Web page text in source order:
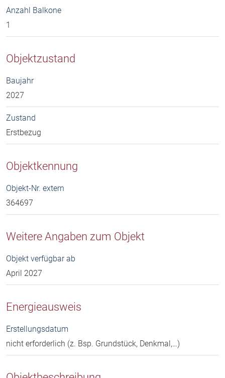
Anzahl Balkone
1
Objektzustand
Baujahr
2027
Zustand
Erstbezug
Objektkennung
Objekt-Nr. extern
364697
Weitere Angaben zum Objekt
Objekt verfügbar ab
April 2027
Energieausweis
Erstellungsdatum
nicht erforderlich (z. Bsp. Grundstück, Denkmal,…)